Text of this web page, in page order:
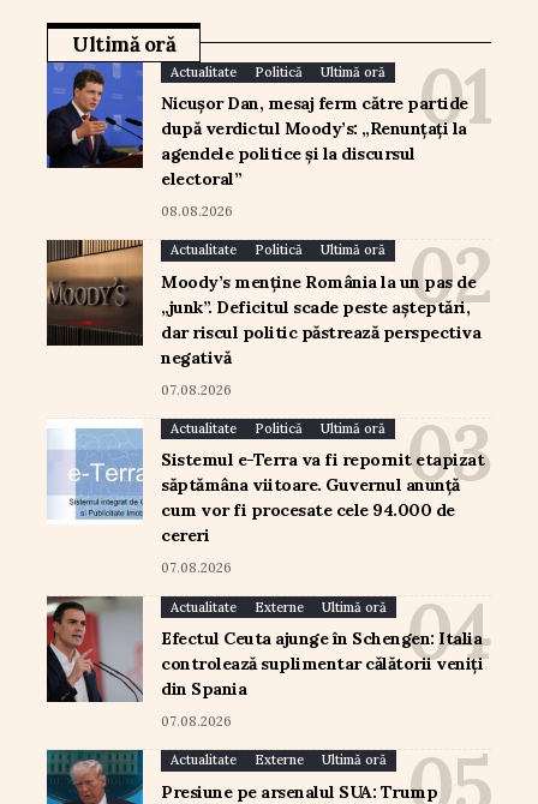
Ultimă oră
Actualitate Politică Ultimă oră
Nicușor Dan, mesaj ferm către partide
după verdictul Moody’s: „Renunțați la
agendele politice și la discursul
electoral”
08.08.2026
Actualitate Politică Ultimă oră
Moody’s menține România la un pas de
„junk”. Deficitul scade peste așteptări,
dar riscul politic păstrează perspectiva
negativă
07.08.2026
Actualitate Politică Ultimă oră
Sistemul e-Terra va fi repornit etapizat
săptămâna viitoare. Guvernul anunță
cum vor fi procesate cele 94.000 de
cereri
07.08.2026
Actualitate Externe Ultimă oră
Efectul Ceuta ajunge în Schengen: Italia
controlează suplimentar călătorii veniți
din Spania
07.08.2026
Actualitate Externe Ultimă oră
Presiune pe arsenalul SUA: Trump